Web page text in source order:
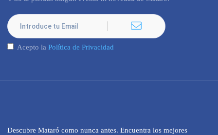
Acepto la Política de Privacidad
Descubre Mataró como nunca antes. Encuentra los mejores